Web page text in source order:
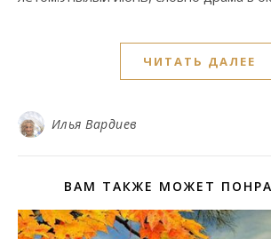
ЧИТАТЬ ДАЛЕЕ
Илья Вардиев
ВАМ ТАКЖЕ МОЖЕТ